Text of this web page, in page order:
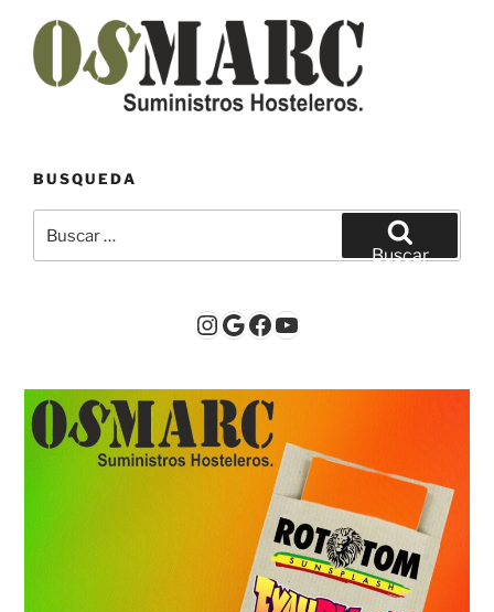
BUSQUEDA
por:
Buscar
Instagram
Google
Facebook
YouTube